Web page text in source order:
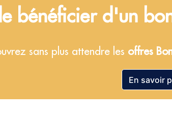
bénéficier d'un
sans plus attendre les offres
En savoir